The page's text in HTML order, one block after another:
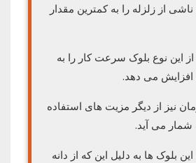
از زلزله را به کمترین مقدار
این نوع بلوک سرعت کار را به
می دهد.
نیز از دیگر مزیت های استفاده
شمار می آید.
بلوک ها به دلیل این که از دانه